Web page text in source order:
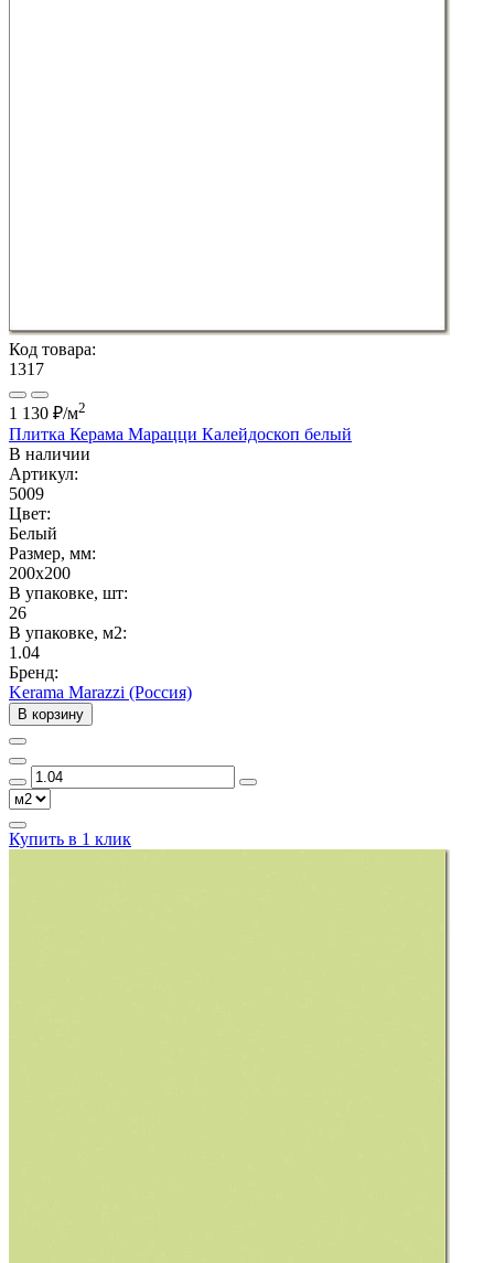
Код товара:
1317
1 130 ₽/м2
Плитка Керама Марацци Калейдоскоп белый
В наличии
Артикул:
5009
Цвет:
Белый
Размер, мм:
200x200
В упаковке, шт:
26
В упаковке, м2:
1.04
Бренд:
Kerama Marazzi (Россия)
В корзину
Купить в 1 клик